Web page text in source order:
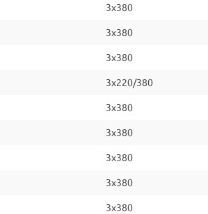
3x380
3x380
3x380
3x220/380
3x380
3x380
3x380
3x380
3x380